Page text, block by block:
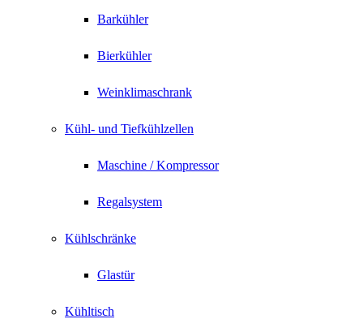
Barkühler
Bierkühler
Weinklimaschrank
Kühl- und Tiefkühlzellen
Maschine / Kompressor
Regalsystem
Kühlschränke
Glastür
Kühltisch